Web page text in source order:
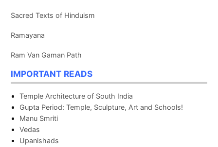
Sacred Texts of Hinduism
Ramayana
Ram Van Gaman Path
IMPORTANT READS
Temple Architecture of South India
Gupta Period: Temple, Sculpture, Art and Schools!
Manu Smriti
Vedas
Upanishads